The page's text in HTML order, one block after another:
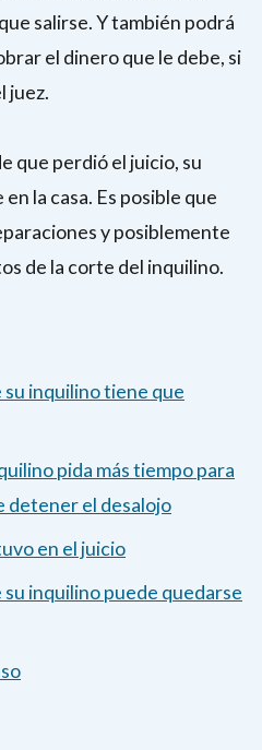
salirse. Y también podrá
el dinero que le debe, si
juez.
que perdió el juicio, su
la casa. Es posible que
y posiblemente
de la corte del inquilino.
su inquilino tiene que
pida más tiempo para
detener el desalojo
en el juicio
su inquilino puede quedarse